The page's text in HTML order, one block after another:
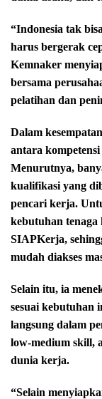
“Indonesia tak
harus bergerak
Kemnaker
bersama
pelatihan dan
Dalam
antara
Menurutnya,
kualifikasi yang
pencari kerja.
kebutuhan
SIAPKerja,
mudah diakses
Selain itu, ia
sesuai kebutuhan
langsung dalam
low-medium skill,
dunia kerja.
“Selain